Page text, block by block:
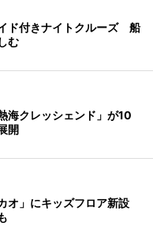
ド付きナイトクルーズ 船
む
海クレッシェンド」が10
開
オ」にキッズフロア新設